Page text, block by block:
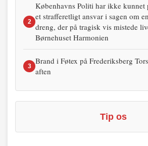
2
Københavns Politi har ikke kunnet
et strafferetligt ansvar i sagen om
dreng, der på tragisk vis mistede
Børnehuset Harmonien
3
Brand i Føtex på Frederiksberg
aften
Tip os